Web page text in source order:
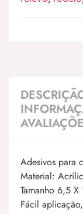
Adesivos para
Material:
Tamanho 6,5
Fácil